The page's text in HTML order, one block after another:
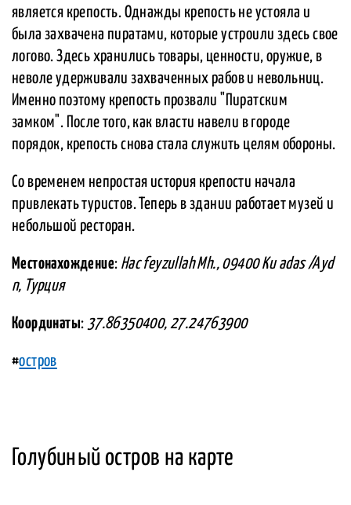
является крепость. Однажды крепость не устояла и
была захвачена пиратами, которые устроили здесь свое
логово. Здесь хранились товары, ценности, оружие, в
неволе удерживали захваченных рабов и невольниц.
Именно поэтому крепость прозвали "Пиратским
замком". После того, как власти навели в городе
порядок, крепость снова стала служить целям обороны.
Со временем непростая история крепости начала
привлекать туристов. Теперь в здании работает музей и
небольшой ресторан.
Местонахождение: Hac feyzullah Mh., 09400 Ku adas /Ayd
n, Турция
Координаты: 37.86350400, 27.24763900
#остров
Голубиный остров на карте